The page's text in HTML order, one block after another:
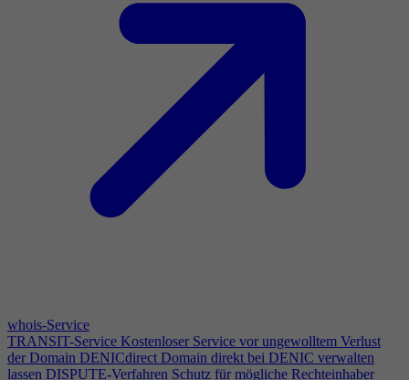
whois-Service
TRANSIT-Service Kostenloser Service vor ungewolltem Verlust
der Domain DENICdirect Domain direkt bei DENIC verwalten
lassen DISPUTE-Verfahren Schutz für mögliche Rechteinhaber